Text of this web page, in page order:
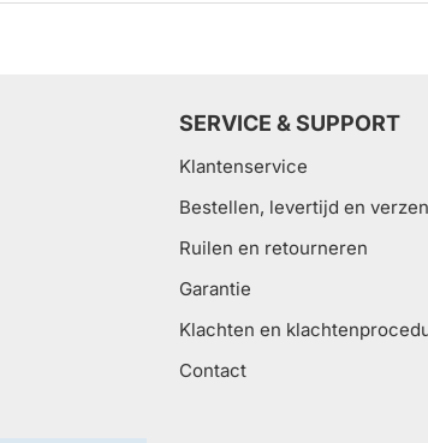
SERVICE & SUPPORT
Klantenservice
Bestellen, levertijd en
Ruilen en retourneren
Garantie
Klachten en
Contact